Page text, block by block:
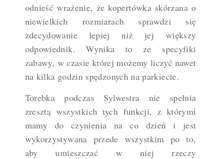
odnieść wrażenie, że kopertówka skórzana o
niewielkich rozmiarach sprawdzi się
zdecydowanie lepiej niż jej większy
odpowiednik. Wynika to ze specyfiki
zabawy, w czasie której możemy liczyć nawet
na kilka godzin spędzonych na parkiecie.
Torebka podczas Sylwestra nie spełnia
zresztą wszystkich tych funkcji, z którymi
mamy do czynienia na co dzień i jest
wykorzystywana przede wszystkim po to,
aby umieszczać w niej rzeczy